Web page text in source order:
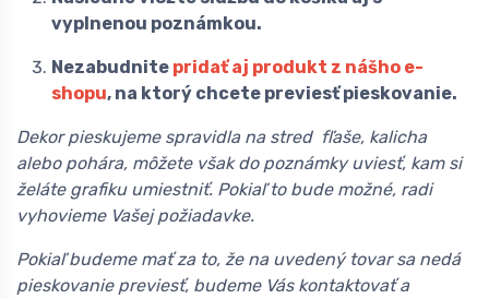
vyplnenou poznámkou.
Nezabudnite pridať aj produkt z nášho e-
shopu, na ktorý chcete previesť pieskovanie.
Dekor pieskujeme spravidla na stred fľaše, kalicha
alebo pohára, môžete však do poznámky uviesť, kam si
želáte grafiku umiestniť. Pokiaľ to bude možné, radi
vyhovieme Vašej požiadavke.
Pokiaľ budeme mať za to, že na uvedený tovar sa nedá
pieskovanie previesť, budeme Vás kontaktovať a